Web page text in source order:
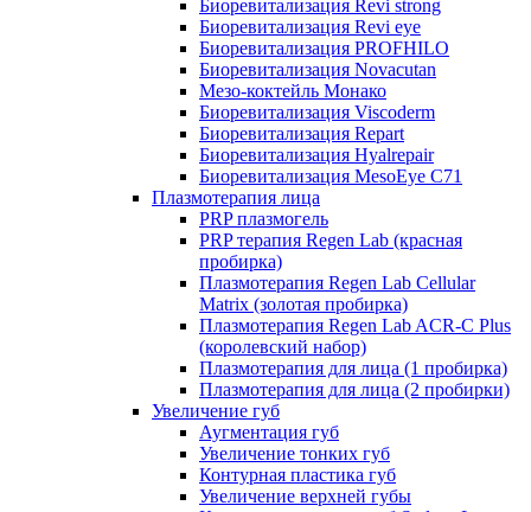
Биоревитализация Revi strong
Биоревитализация Revi eye
Биоревитализация PROFHILO
Биоревитализация Novacutan
Мезо-коктейль Монако
Биоревитализация Viscoderm
Биоревитализация Repart
Биоревитализация Hyalrepair
Биоревитализация MesoEye C71
Плазмотерапия лица
PRP плазмогель
PRP терапия Regen Lab (красная
пробирка)
Плазмотерапия Regen Lab Cellular
Matrix (золотая пробирка)
Плазмотерапия Regen Lab ACR-C Plus
(королевский набор)
Плазмотерапия для лица (1 пробирка)
Плазмотерапия для лица (2 пробирки)
Увеличение губ
Аугментация губ
Увеличение тонких губ
Контурная пластика губ
Увеличение верхней губы